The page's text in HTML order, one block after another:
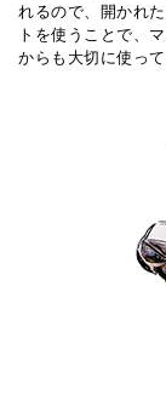
れるので、開かれ
トを使うことで、
からも大切に使っ